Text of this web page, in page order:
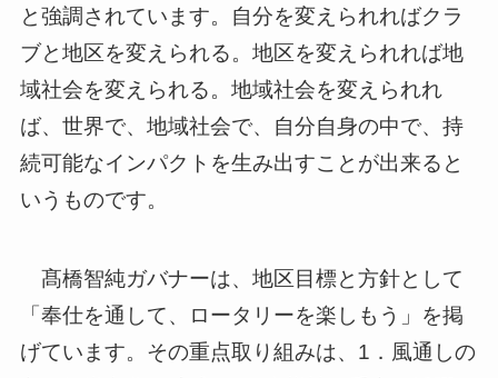
と強調されています。自分を変えられればクラ
ブと地区を変えられる。地区を変えられれば地
域社会を変えられる。地域社会を変えられれ
ば、世界で、地域社会で、自分自身の中で、持
続可能なインパクトを生み出すことが出来ると
いうものです。
髙橋智純ガバナーは、地区目標と方針として
「奉仕を通して、ロータリーを楽しもう」を掲
げています。その重点取り組みは、1．風通しの